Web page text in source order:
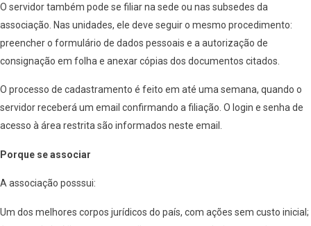
O servidor também pode se filiar na sede ou nas subsedes da
associação. Nas unidades, ele deve seguir o mesmo procedimento:
preencher o formulário de dados pessoais e a autorização de
consignação em folha e anexar cópias dos documentos citados.
O processo de cadastramento é feito em até uma semana, quando o
servidor receberá um email confirmando a filiação. O login e senha de
acesso à área restrita são informados neste email.
Porque se associar
A associação posssui:
Um dos melhores corpos jurídicos do país, com ações sem custo inicial;